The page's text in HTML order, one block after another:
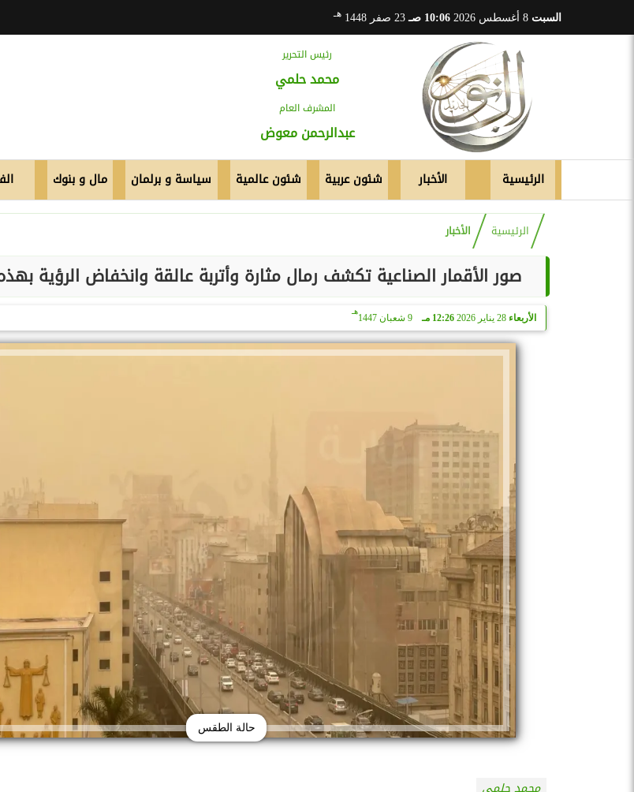
السبت 10:06 صـ 23 صفر 1448 هـ
رئيس التحرير
محمد حلمي
المشرف العام
عبدالرحمن معوض
الرئيسية الأخبار شئون عربية شئون عالمية سياسة و برلمان مال و بنوك
الرئيسية الأخبار
صور الأقمار الصناعية تكشف رمال مثارة وأتربة عالقة وانخفاض الرؤية
الأربعاء 28 يناير 2026 12:26 مـ 9 شعبان 1447
هـ
حالة الطقس